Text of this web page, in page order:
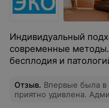
Индивидуальный
современные
бесплодия и
Отзыв. Впервые была в
приятно удивлена.